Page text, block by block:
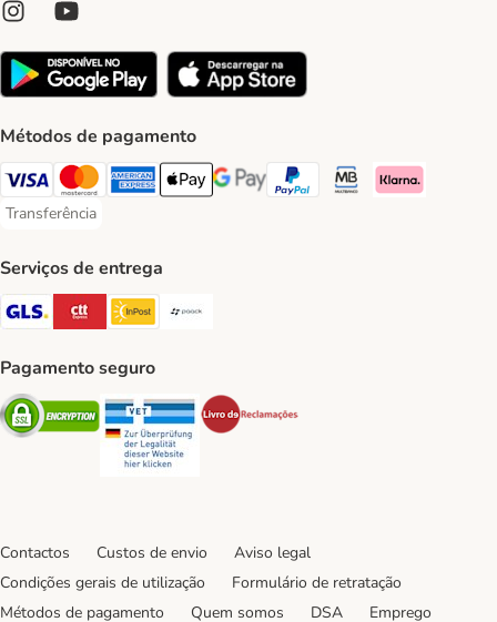
Métodos de pagamento
Visa Payment Method
Mastercard Payment Method
American Express Payment Method
Apple Pay Payment Method
Google Pay Payment Method
PayPal Payment Method
Multibanco Payment
Klarna Payment
Transferência
Transferência Payment Method
Serviços de entrega
GLS Shipping Method
CTTExpress Shipping Method
InPost Shipping Method
Pagamento seguro
Security Security
Contactos Custos de envio
Aviso legal
Condições gerais de utilização
Formulário de retratação
Métodos de pagamento
Quem somos DSA Emprego